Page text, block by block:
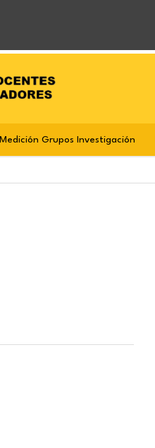
Medición Grupos Investigación